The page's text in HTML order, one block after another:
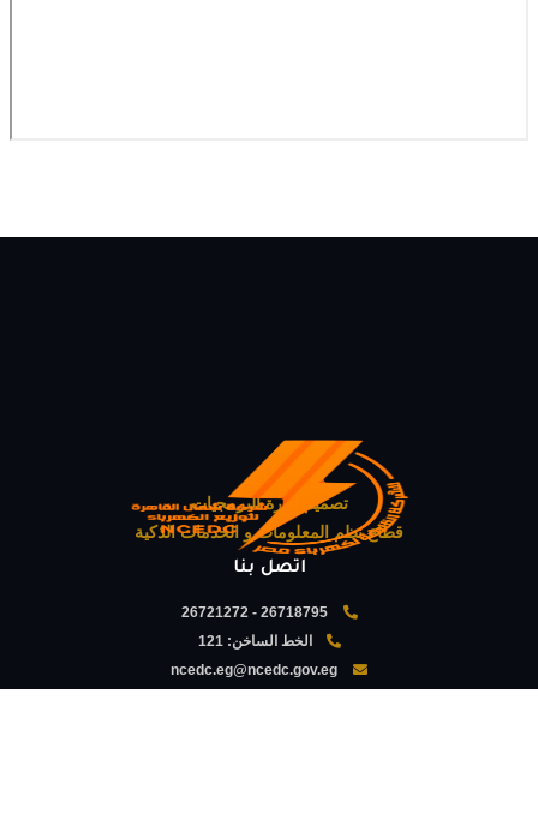
تصميم ادارة البرمجيات
قطاع نظم المعلومات و الخدمات الذكية
اتصل بنا
26718795 - 26721272
الخط الساخن:121
ncedc.eg@ncedc.gov.eg